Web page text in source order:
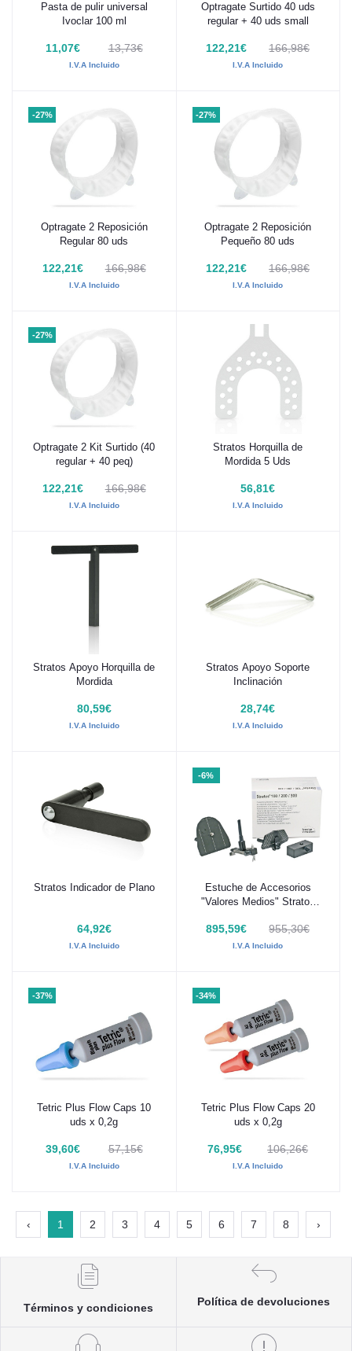
Añadir al carrito
Pasta de pulir universal
Ivoclar 100 ml
11,07€ 13,73€
I.V.A Incluido
Añadir al carrito
Optragate Surtido 40 uds
regular + 40 uds small
122,21€ 166,98€
I.V.A Incluido
-27%
Añadir al carrito
Optragate 2 Reposición
Regular 80 uds
122,21€ 166,98€
I.V.A Incluido
-27%
Añadir al carrito
Optragate 2 Reposición
Pequeño 80 uds
122,21€ 166,98€
I.V.A Incluido
-27%
Añadir al carrito
Optragate 2 Kit Surtido (40
regular + 40 peq)
122,21€ 166,98€
I.V.A Incluido
Añadir al carrito
Stratos Horquilla de
Mordida 5 Uds
56,81€
I.V.A Incluido
Añadir al carrito
Stratos Apoyo Horquilla de
Mordida
80,59€
I.V.A Incluido
Añadir al carrito
Stratos Apoyo Soporte
Inclinación
28,74€
I.V.A Incluido
Añadir al carrito
Stratos Indicador de Plano
64,92€
I.V.A Incluido
-6%
Añadir al carrito
Estuche de Accesorios
"Valores Medios" Stratos
895,59€ 955,30€
I.V.A Incluido
-37%
Añadir al carrito
Tetric Plus Flow Caps 10
uds x 0,2g
39,60€ 57,15€
I.V.A Incluido
-34%
Añadir al carrito
Tetric Plus Flow Caps 20
uds x 0,2g
76,95€ 106,26€
I.V.A Incluido
‹ 1 2 3 4 5 6 7 8 ›
Términos y condiciones
Política de devoluciones